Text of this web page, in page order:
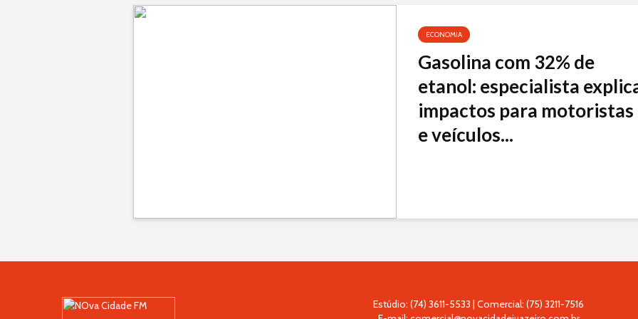
ECONOMIA
Gasolina com 32% de
etanol: especialista
impactos para motoristas
e veículos...
Estúdio: (74) 3611-5533 | Comercial: (75) 3211-7516